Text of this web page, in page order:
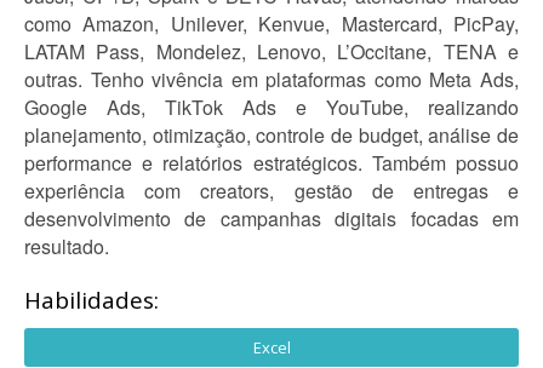
como Amazon, Unilever, Kenvue, Mastercard, PicPay,
LATAM Pass, Mondelez, Lenovo, L’Occitane, TENA e
outras. Tenho vivência em plataformas como Meta Ads,
Google Ads, TikTok Ads e YouTube, realizando
planejamento, otimização, controle de budget, análise de
performance e relatórios estratégicos. Também possuo
experiência com creators, gestão de entregas e
desenvolvimento de campanhas digitais focadas em
resultado.
Habilidades:
Excel